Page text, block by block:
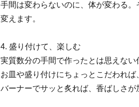
手間は変わらないのに、体が変わる
変えます。
4. 盛り付けて、楽しむ
実質数分の手間で作ったとは思えない
お皿や盛り付けにちょっとこだわれば
バーナーでサッと炙れば、香ばしさが